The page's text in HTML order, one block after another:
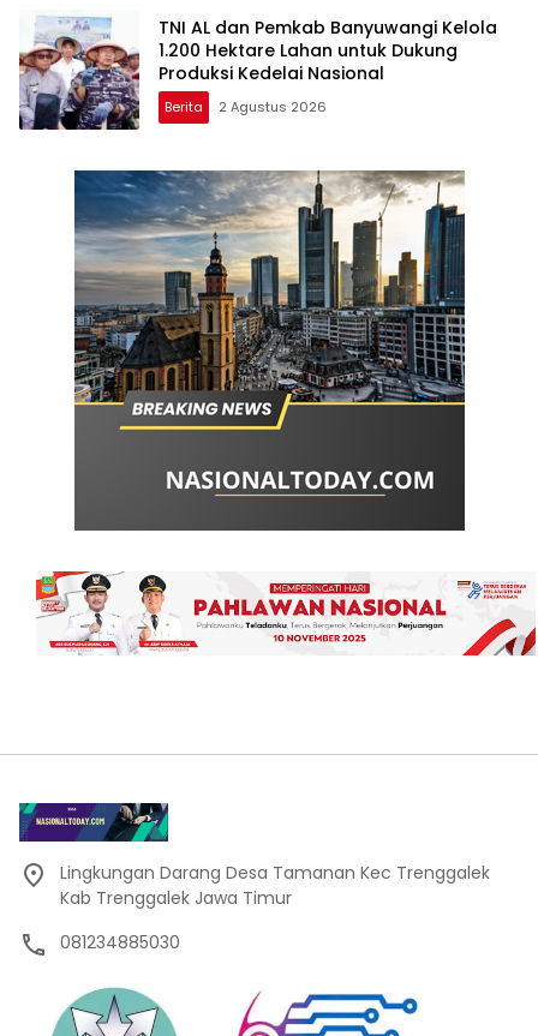
TNI AL dan Pemkab Banyuwangi Kelola
1.200 Hektare Lahan untuk Dukung
Produksi Kedelai Nasional
Berita 2 Agustus 2026
Lingkungan Darang Desa Tamanan Kec Trenggalek
Kab Trenggalek Jawa Timur
081234885030